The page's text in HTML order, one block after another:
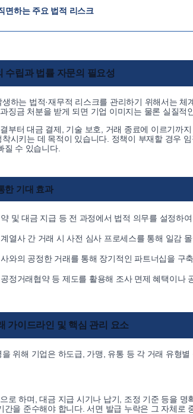
면하는 주요 법적 리스크
수립과 법률 자문의 필요성
하는 법적·재무적 리스크를 관리하기 위해서는 체
징금 처분을 받게 되면 기업 이미지는 물론 실질적
부터 대금 결제, 기술 보호, 거래 종료에 이르기까지
시키는 데 목적이 있습니다. 정책이 부재할 경우
질 수 있습니다.
한 기대 효과
및 대금 지급 등 전 과정에서 법적 의무를 설정하
계열사 간 거래 시 사전 심사 프로세스를 통해 일감
와의 공정한 거래를 통해 장기적인 파트너십을 구
공정거래협약 등 제도를 활용해 조사 면제 혜택이나
가이드라인 및 핵심 관리 요소
위해 기업은 하도급, 가맹, 유통 등 각 거래 유형
로 하며, 대금 지급 시기나 납기, 조정 기준 등을
간을 준수해야 합니다. 서면 발급 누락은 그 자체로